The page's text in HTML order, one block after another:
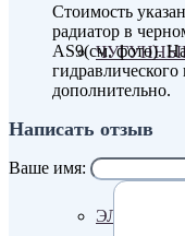
ЭЛЕКТРО
Стоимость
радиатор в
AS9(см. фото).
дополнительно.
Написать отзыв
Ваше имя: